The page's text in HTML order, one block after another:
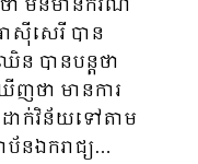
ស៊ីសេរី បាន
បានបន្តថា
ើញថា មានការ
ដាក់វិន័យទៅតាម
ប័នឯករាជ្យ…